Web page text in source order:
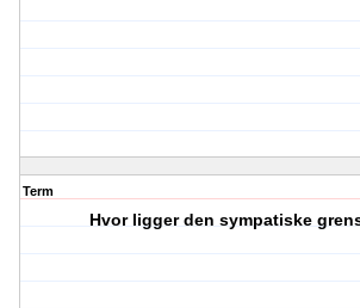
Term
Hvor ligger den sympatiske